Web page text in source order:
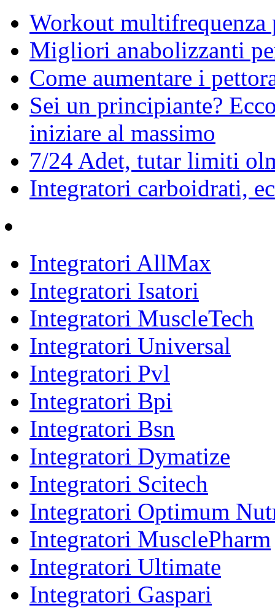
Workout multifrequenza
Migliori anabolizzanti
Come aumentare i
Sei un principiante?
iniziare al massimo
7/24 Adet, tutar limiti
Integratori carboidrati,
Integratori AllMax
Integratori Isatori
Integratori MuscleTech
Integratori Universal
Integratori Pvl
Integratori Bpi
Integratori Bsn
Integratori Dymatize
Integratori Scitech
Integratori Optimum
Integratori MusclePharm
Integratori Ultimate
Integratori Gaspari